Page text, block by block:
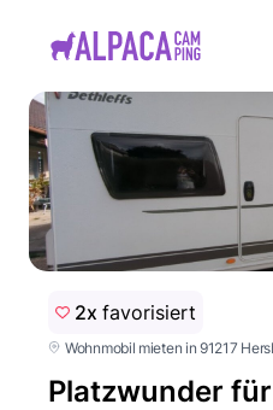
Wohnmobil mieten in 91217
Platzwunder
2x favorisiert